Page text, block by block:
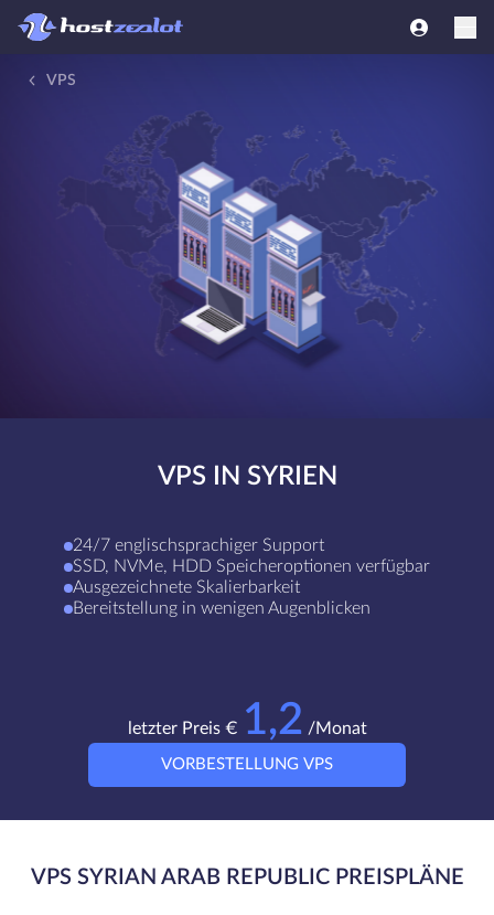
VPS
VPS IN SYRIEN
24/7 englischsprachiger Support
SSD, NVMe, HDD Speicheroptionen verfügbar
Ausgezeichnete Skalierbarkeit
Bereitstellung in wenigen Augenblicken
letzter Preis € 1,2 /Monat
VORBESTELLUNG VPS
VPS SYRIAN ARAB REPUBLIC PREISPLÄNE